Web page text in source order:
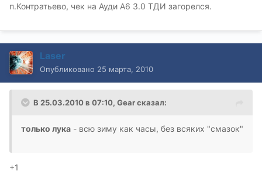
п.Контратьево, чек на Ауди А6 3.0 ТДИ загорелся.
Laser
Опубликовано 25 марта, 2010
В 25.03.2010 в 07:10, Gear сказал:
только лука - всю зиму как часы, без всяких "смазок"
+1